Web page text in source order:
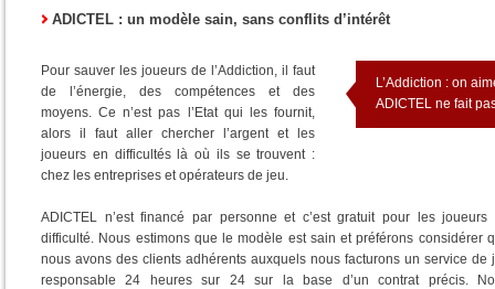
ADICTEL : un modèle sain, sans conflits d’intérêt
Pour sauver les joueurs de l’Addiction, il faut
de l’énergie, des compétences et des
moyens. Ce n’est pas l’Etat qui les fournit,
alors il faut aller chercher l’argent et les
joueurs en difficultés là où ils se trouvent :
chez les entreprises et opérateurs de jeu.
L’Addiction : on
ADICTEL ne fait
ADICTEL n’est financé par personne et c’est gratuit pour les joueurs
difficulté. Nous estimons que le modèle est sain et préférons considérer
nous avons des clients adhérents auxquels nous facturons un service de
responsable 24 heures sur 24 sur la base d’un contrat précis.